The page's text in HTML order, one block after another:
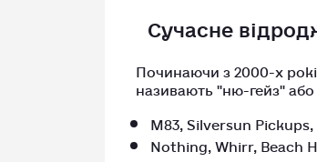
Сучасне
Починаючи з 2000-х
називають "ню-гейз"
M83, Silversun
Nothing, Whirr, Beach